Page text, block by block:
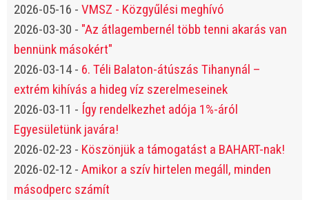
2026-05-16 - VMSZ - Közgyűlési meghívó
2026-03-30 - "Az átlagembernél több tenni akarás van
bennünk másokért"
2026-03-14- 6. Téli Balaton-átúszás Tihanynál –
extrém kihívás a hideg víz szerelmeseinek
2026-03-11 - Így rendelkezhet adója 1%-áról
Egyesületünk javára!
2026-02-23 - Köszönjük a támogatást a BAHART-nak!
2026-02-12 - Amikor a szív hirtelen megáll, minden
másodperc számít